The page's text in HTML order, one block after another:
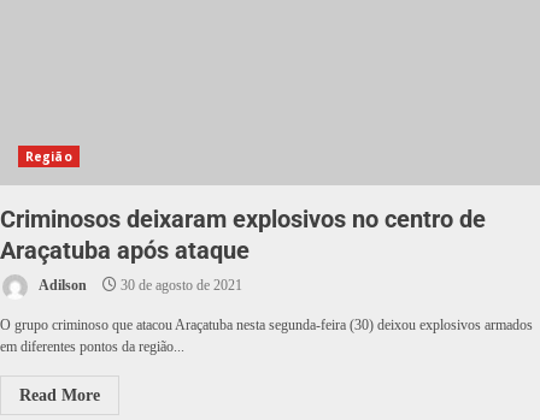
Região
Criminosos deixaram explosivos no centro de
Araçatuba após ataque
Adilson 30 de agosto de 2021
O grupo criminoso que atacou Araçatuba nesta segunda-feira (30) deixou explosivos armados
em diferentes pontos da região...
Read More